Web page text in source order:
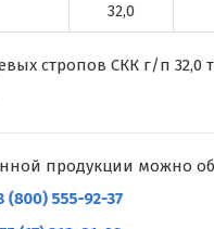
32,0
стропов СКК г/п 32,0
продукции можно